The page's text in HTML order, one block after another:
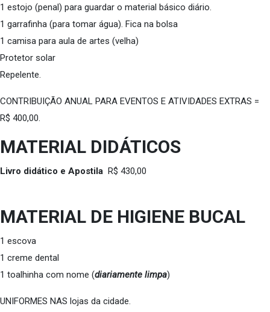
1 estojo (penal) para guardar o material básico diário.
1 garrafinha (para tomar água). Fica na bolsa
1 camisa para aula de artes (velha)
Protetor solar
Repelente.
CONTRIBUIÇÃO ANUAL PARA EVENTOS E ATIVIDADES EXTRAS =
R$ 400,00.
MATERIAL DIDÁTICOS
Livro didático e Apostila R$ 430,00
MATERIAL DE HIGIENE BUCAL
1 escova
1 creme dental
1 toalhinha com nome (diariamente limpa)
UNIFORMES NAS lojas da cidade.